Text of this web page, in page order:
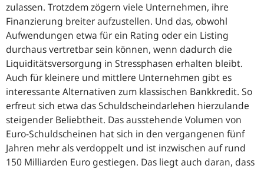
zulassen. Trotzdem zögern viele Unternehmen, ihre
Finanzierung breiter aufzustellen. Und das, obwohl
Aufwendungen etwa für ein Rating oder ein Listing
durchaus vertretbar sein können, wenn dadurch die
Liquiditätsversorgung in Stressphasen erhalten bleibt.
Auch für kleinere und mittlere Unternehmen gibt es
interessante Alternativen zum klassischen Bankkredit. So
erfreut sich etwa das Schuldscheindarlehen hierzulande
steigender Beliebtheit. Das ausstehende Volumen von
Euro-Schuldscheinen hat sich in den vergangenen fünf
Jahren mehr als verdoppelt und ist inzwischen auf rund
150 Milliarden Euro gestiegen. Das liegt auch daran, dass